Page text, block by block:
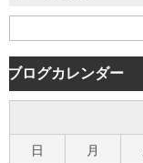
4D-WORKS
会社案内
ブログカレンダー
日 月